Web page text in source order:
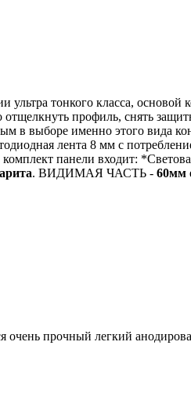
ультра тонкого класса, основой
профиль, снять
в выборе именно этого вида
лента 8 мм с
панели входит:
. ВИДИМАЯ ЧАСТЬ - 60мм
очень прочный легкий